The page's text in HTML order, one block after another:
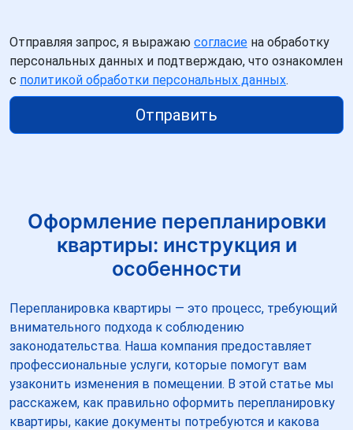
Отправляя запрос, я выражаю согласие на обработку
персональных данных и подтверждаю, что ознакомлен
с политикой обработки персональных данных.
Отправить
Оформление перепланировки
квартиры: инструкция и
особенности
Перепланировка квартиры — это процесс, требующий
внимательного подхода к соблюдению
законодательства. Наша компания предоставляет
профессиональные услуги, которые помогут вам
узаконить изменения в помещении. В этой статье мы
расскажем, как правильно оформить перепланировку
квартиры, какие документы потребуются и какова